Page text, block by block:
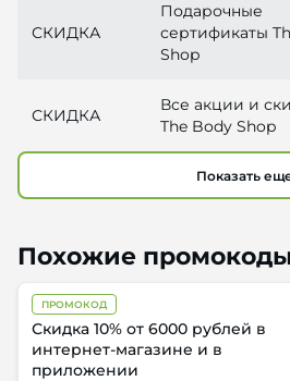
СКИДКА
Подарочные
сертификаты
Shop
СКИДКА
Все акции и
The Body Shop
Показать
Похожие
ПРОМОКОД
Скидка 10% от 6000 рублей в
интернет-магазине и в
приложении